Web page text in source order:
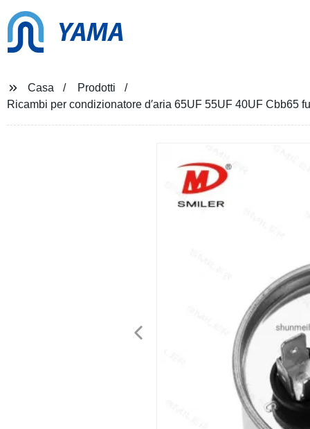
YAMA
Casa
Prodotti
Ricambi per condizionatore d′aria 65UF 55UF 40UF Cbb65